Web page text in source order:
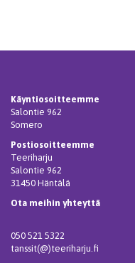
Käyntiosoitteemme
Salontie 962
Somero
Postiosoitteemme
Teeriharju
Salontie 962
31450 Häntälä
Ota meihin yhteyttä
050 521 5322
tanssit(@)teeriharju.fi